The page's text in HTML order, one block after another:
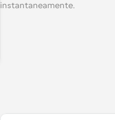
instantaneamente.